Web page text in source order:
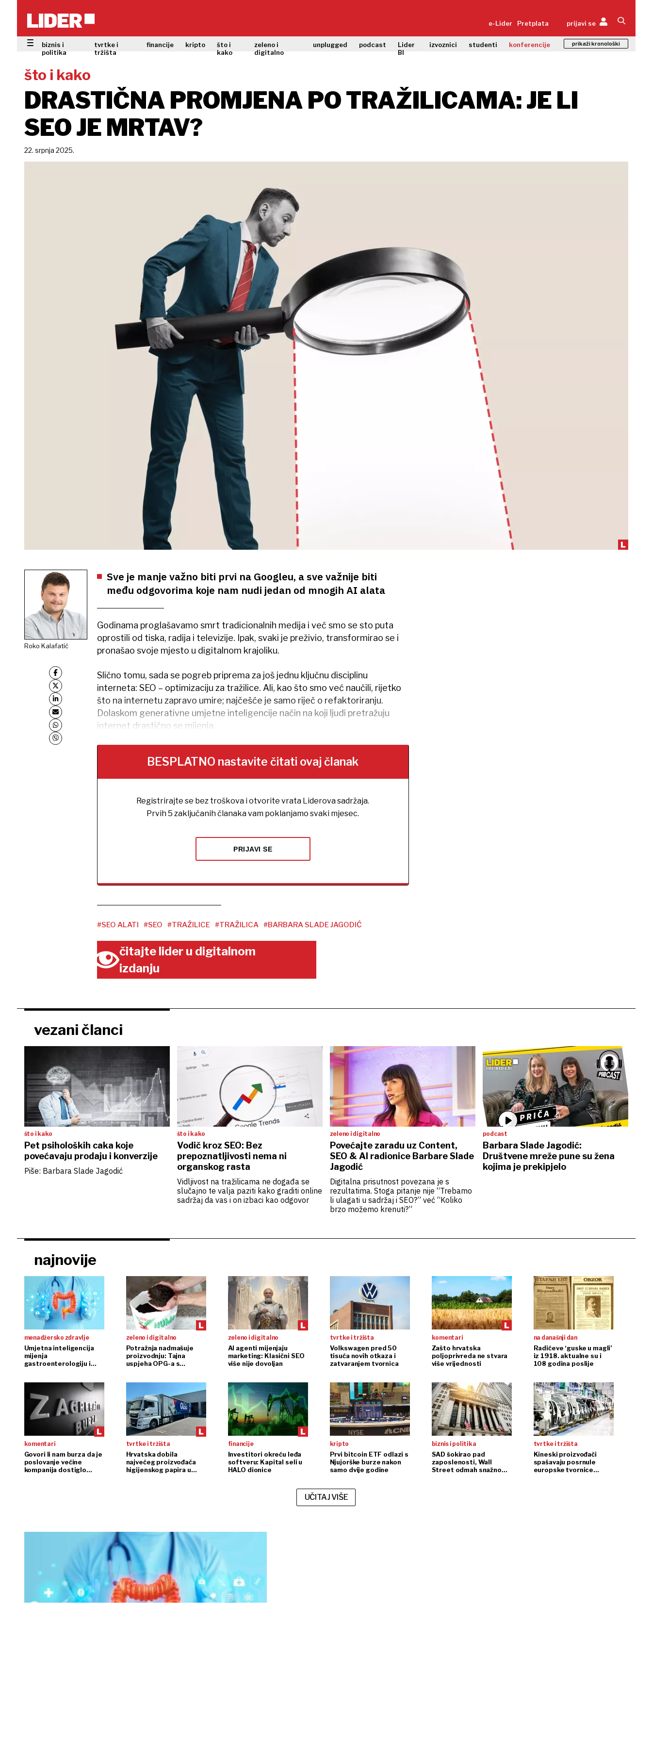
e-Lider Pretplata prijavi se
biznis i
politika
tvrtke i
tržišta
financije kripto
što i
kako
zeleno i
digitalno
unplugged podcast
Lider
BI
izvoznici studenti konferencije prikaži kronološki
što i kako
DRASTIČNA PROMJENA PO TRAŽILICAMA: JE LI
SEO JE MRTAV?
22. srpnja 2025.
Roko Kalafatić
Sve je manje važno biti prvi na Googleu, a sve važnije biti
među odgovorima koje nam nudi jedan od mnogih AI alata
Godinama proglašavamo smrt tradicionalnih medija i već smo se sto puta
oprostili od tiska, radija i televizije. Ipak, svaki je preživio, transformirao se i
pronašao svoje mjesto u digitalnom krajoliku.
Slično tomu, sada se pogreb priprema za još jednu ključnu disciplinu
interneta: SEO – optimizaciju za tražilice. Ali, kao što smo već naučili, rijetko
što na internetu zapravo umire; najčešće je samo riječ o refaktoriranju.
Dolaskom generativne umjetne inteligencije način na koji ljudi pretražuju
internet drastično se mijenja.
BESPLATNO nastavite čitati ovaj članak
Registrirajte se bez troškova i otvorite vrata Liderova sadržaja.
Prvih 5 zaključanih članaka vam poklanjamo svaki mjesec.
PRIJAVI SE
#SEO ALATI #SEO #TRAŽILICE #TRAŽILICA #BARBARA SLADE JAGODIĆ
čitajte lider u digitalnom
izdanju
vezani članci
što i kako
Pet psiholoških caka koje
povećavaju prodaju i konverzije
Piše: Barbara Slade Jagodić
što i kako
Vodič kroz SEO: Bez
prepoznatljivosti nema ni
organskog rasta
Vidljivost na tražilicama ne događa se
slučajno te valja paziti kako graditi online
sadržaj da vas i on izbaci kao odgovor
zeleno i digitalno
Povećajte zaradu uz Content,
SEO & AI radionice Barbare Slade
Jagodić
Digitalna prisutnost povezana je s
rezultatima. Stoga pitanje nije “Trebamo
li ulagati u sadržaj i SEO?” već “Koliko
brzo možemo krenuti?”
podcast
Barbara Slade Jagodić:
Društvene mreže pune su žena
kojima je prekipjelo
najnovije
menadžersko zdravlje
Umjetna inteligencija
mijenja
gastroenterologiju i
zeleno i digitalno
Potražnja nadmašuje
proizvodnju: Tajna
uspjeha OPG-a s
zeleno i digitalno
AI agenti mijenjaju
marketing: Klasični SEO
više nije dovoljan
tvrtke i tržišta
Volkswagen pred 50
tisuća novih otkaza i
zatvaranjem tvornica
komentari
Zašto hrvatska
poljoprivreda ne stvara
više vrijednosti
na današnji dan
Radićeve ‘guske u magli’
iz 1918. aktualne su i
108 godina poslije
komentari
Govori li nam burza da je
poslovanje većine
kompanija dostiglo
tvrtke i tržišta
Hrvatska dobila
najvećeg proizvođača
higijenskog papira u
financije
Investitori okreću leđa
softveru: Kapital seli u
HALO dionice
kripto
Prvi bitcoin ETF odlazi s
Njujorške burze nakon
samo dvije godine
biznis i politika
SAD šokirao pad
zaposlenosti, Wall
Street odmah snažno
tvrtke i tržišta
Kineski proizvođači
spašavaju posrnule
europske tvornice
UČITAJ VIŠE